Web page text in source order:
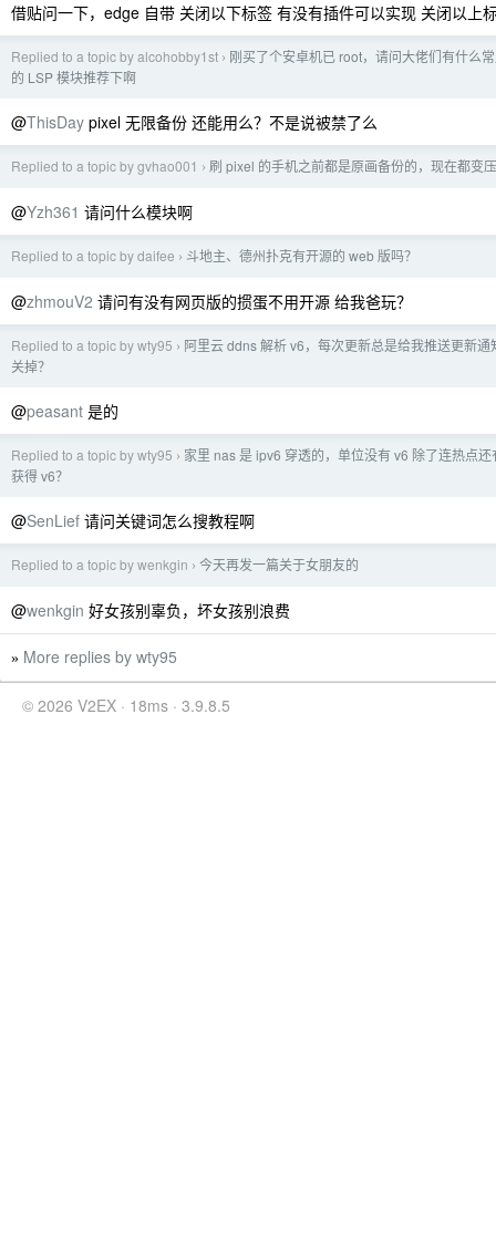
借贴问一下，edge 自带 关闭以下标签 有没有插件可以实现 关闭以上
Replied to a topic by alcohobby1st › 刚买了个安卓机已 root，请问大佬们有什么
的 LSP 模块推荐下啊
@ThisDay pixel 无限备份 还能用么？不是说被禁了么
Replied to a topic by gvhao001 › 刷 pixel 的手机之前都是原画备份的，现在都变
@Yzh361 请问什么模块啊
Replied to a topic by daifee › 斗地主、德州扑克有开源的 web 版吗？
@zhmouV2 请问有没有网页版的掼蛋不用开源 给我爸玩？
Replied to a topic by wty95 › 阿里云 ddns 解析 v6，每次更新总是给我推送更新通
关掉？
@peasant 是的
Replied to a topic by wty95 › 家里 nas 是 ipv6 穿透的，单位没有 v6 除了连热点还
获得 v6？
@SenLief 请问关键词怎么搜教程啊
Replied to a topic by wenkgin › 今天再发一篇关于女朋友的
@wenkgin 好女孩别辜负，坏女孩别浪费
» More replies by wty95
© 2026 V2EX · 18ms · 3.9.8.5